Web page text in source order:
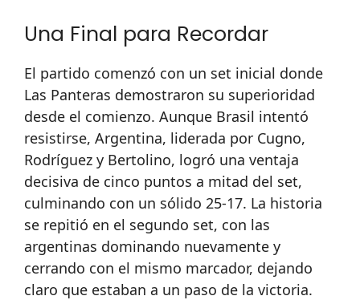
Una Final para Recordar
El partido comenzó con un set inicial donde
Las Panteras demostraron su superioridad
desde el comienzo. Aunque Brasil intentó
resistirse, Argentina, liderada por Cugno,
Rodríguez y Bertolino, logró una ventaja
decisiva de cinco puntos a mitad del set,
culminando con un sólido 25-17. La historia
se repitió en el segundo set, con las
argentinas dominando nuevamente y
cerrando con el mismo marcador, dejando
claro que estaban a un paso de la victoria.